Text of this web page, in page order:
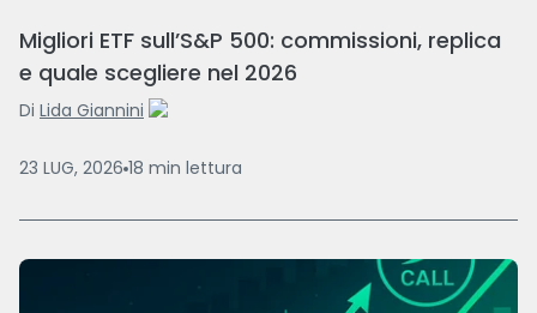
Migliori ETF sull’S&P 500: commissioni, replica
e quale scegliere nel 2026
Di Lida Giannini
23 LUG, 2026 18 min lettura